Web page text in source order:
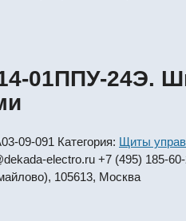
01ППУ-24Э.
09-091 Категория: Щиты
electro.ru +7 (495) 185-
105613, Москва